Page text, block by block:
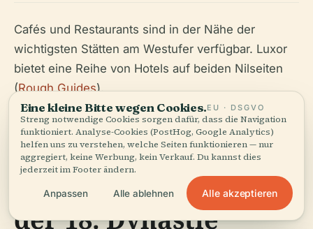
Cafés und Restaurants sind in der Nähe der
wichtigsten Stätten am Westufer verfügbar. Luxor
bietet eine Reihe von Hotels auf beiden Nilseiten
(Rough Guides).
Die Kulturlandschaft
der 18. Dynastie
Eine kleine Bitte wegen Cookies.EU · DSGVO
Streng notwendige Cookies sorgen dafür, dass die Navigation
funktioniert. Analyse-Cookies (PostHog, Google Analytics)
helfen uns zu verstehen, welche Seiten funktionieren — nur
aggregiert, keine Werbung, kein Verkauf. Du kannst dies
jederzeit im Footer ändern.
Anpassen Alle ablehnen Alle akzeptieren